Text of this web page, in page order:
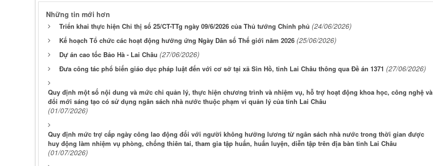
Những tin mới hơn
Triển khai thực hiện Chỉ thị số 25/CT-TTg ngày 09/6/2026 của Thủ tướng Chính phủ (24/06/2026)
Kế hoạch Tổ chức các hoạt động hưởng ứng Ngày Dân số Thế giới năm 2026 (25/06/2026)
Dự án cao tốc Bảo Hà - Lai Châu (27/06/2026)
Đưa công tác phổ biến giáo dục pháp luật đến với cơ sở tại xã Sìn Hồ, tỉnh Lai Châu thông qua Đề án 1371 (27/06/2026)
Quy định một số nội dung và mức chi quản lý, thực hiện chương trình và nhiệm vụ, hỗ trợ hoạt động khoa học, công nghệ và
đổi mới sáng tạo có sử dụng ngân sách nhà nước thuộc phạm vi quản lý của tỉnh Lai Châu
(01/07/2026)
Quy định mức trợ cấp ngày công lao động đối với người không hưởng lương từ ngân sách nhà nước trong thời gian được
huy động làm nhiệm vụ phòng, chống thiên tai, tham gia tập huấn, huấn luyện, diễn tập trên địa bàn tỉnh Lai Châu
(01/07/2026)